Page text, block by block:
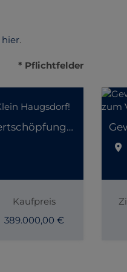
hier.
* Pflichtfelder
Lukratives Objekt mit Wertschöpfungspotenzial in Klein Haugsdorf!
Kaufpreis
389.000,00 €